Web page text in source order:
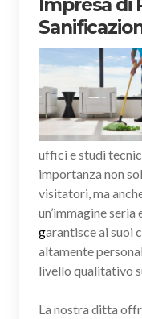
Impresa di
uffici e studi
importanza non
visitatori, ma
un’immagine
garantisce ai suoi
altamente
livello qualitativo
La nostra ditta